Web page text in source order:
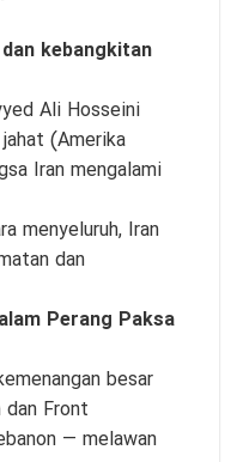
kebangkitan
Ali Hosseini
(Amerika
Iran mengalami
menyeluruh, Iran
dan
Perang Paksa
besar
Front
— melawan